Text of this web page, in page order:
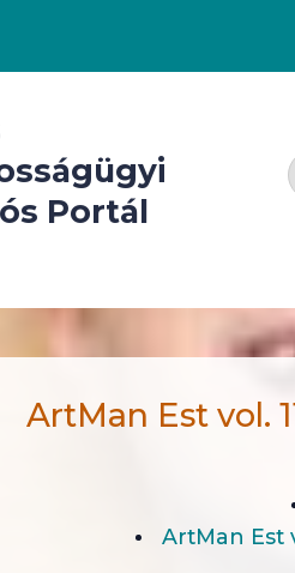
Portál
ArtMan Est vol.
ArtMan Est